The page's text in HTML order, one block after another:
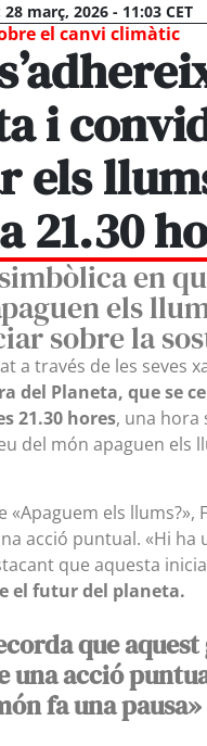
28 març, 2026 - 11:03 CET
el canvi climàtic
i
els
21.30
en
els
sobre la
a través de les seves
del Planeta, que se
21.30 hores, una hora
del món apaguen els
«Apaguem els
acció puntual. «Hi ha
que aquesta
el futur del planeta.
que
una acció
fa una pausa»